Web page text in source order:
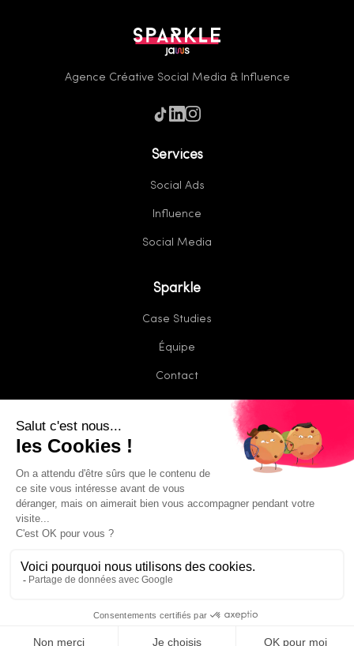
Agence Créative Social Media & Influence
Services
Social Ads
Influence
Social Media
Sparkle
Case Studies
Équipe
Contact
Splashr
© 2026 Sparkle. Tous droits réservés.